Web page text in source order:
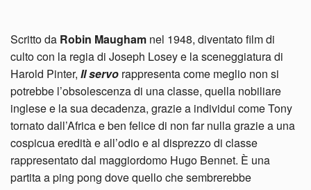
Scritto da Robin Maugham nel 1948, diventato film di
culto con la regia di Joseph Losey e la sceneggiatura di
Harold Pinter, Il servo rappresenta come meglio non si
potrebbe l’obsolescenza di una classe, quella nobiliare
inglese e la sua decadenza, grazie a individui come Tony
tornato dall’Africa e ben felice di non far nulla grazie a una
cospicua eredità e all’odio e al disprezzo di classe
rappresentato dal maggiordomo Hugo Bennet. È una
partita a ping pong dove quello che sembrerebbe